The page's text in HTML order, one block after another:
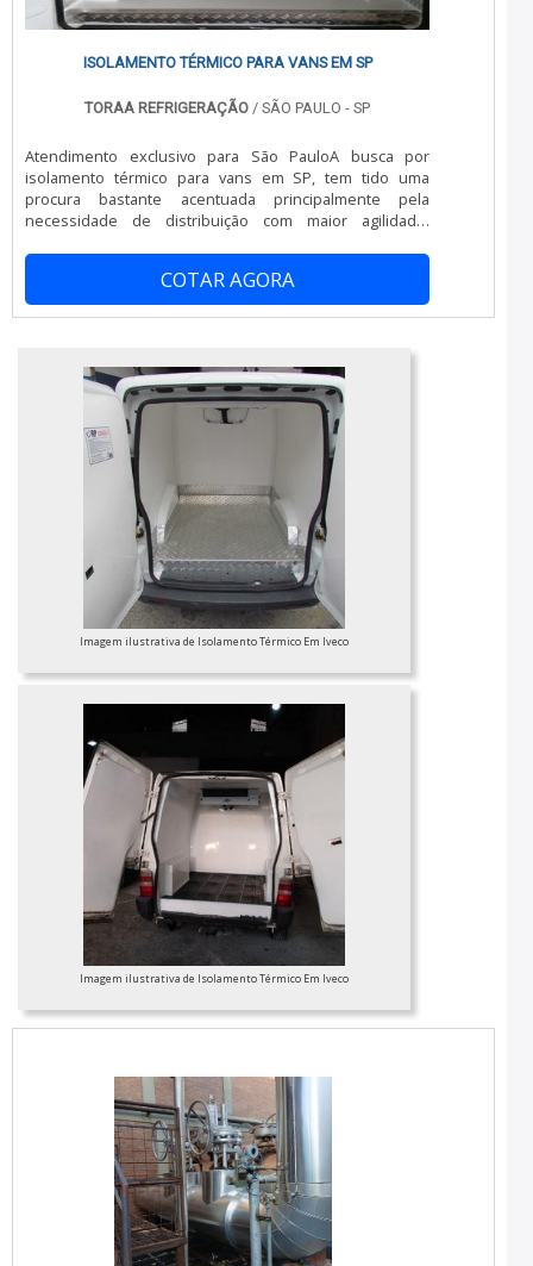
ISOLAMENTO TÉRMICO PARA VANS EM SP
TORAA REFRIGERAÇÃO / SÃO PAULO - SP
Atendimento exclusivo para São PauloA busca por
isolamento térmico para vans em SP, tem tido uma
procura bastante acentuada principalmente pela
necessidade de distribuição com maior agilidade.
capacidade de agregar carga, tem feito o isolamento
térmico ser muito procurado para transformar seu
investimento num bom negócio de retorno de fretes.
COTAR AGORA
Imagem ilustrativa de Isolamento Térmico Em Iveco
Imagem ilustrativa de Isolamento Térmico Em Iveco